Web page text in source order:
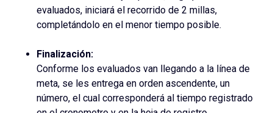
evaluados, iniciará el recorrido de 2 millas,
completándolo en el menor tiempo posible.
Finalización:
Conforme los evaluados van llegando a la línea de
meta, se les entrega en orden ascendente, un
número, el cual corresponderá al tiempo registrado